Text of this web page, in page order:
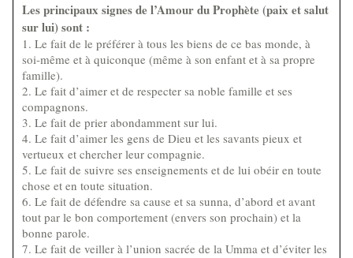
Les principaux signes de l’Amour du Prophète (paix et salut
sur lui) sont :
1. Le fait de le préférer à tous les biens de ce bas monde, à
soi-même et à quiconque (même à son enfant et à sa propre
famille).
2. Le fait d’aimer et de respecter sa noble famille et ses
compagnons.
3. Le fait de prier abondamment sur lui.
4. Le fait d’aimer les gens de Dieu et les savants pieux et
vertueux et chercher leur compagnie.
5. Le fait de suivre ses enseignements et de lui obéir en toute
chose et en toute situation.
6. Le fait de défendre sa cause et sa sunna, d’abord et avant
tout par le bon comportement (envers son prochain) et la
bonne parole.
7. Le fait de veiller à l’union sacrée de la Umma et d’éviter les